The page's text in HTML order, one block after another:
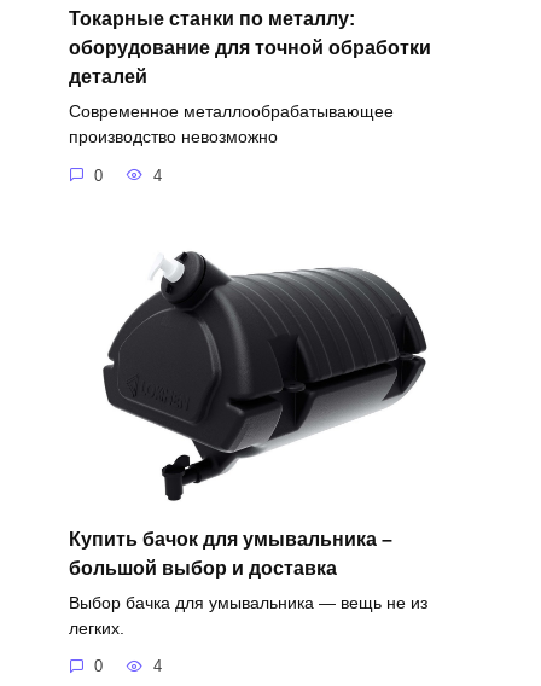
Токарные станки по металлу:
оборудование для точной обработки
деталей
Современное металлообрабатывающее
производство невозможно
0 4
Купить бачок для умывальника –
большой выбор и доставка
Выбор бачка для умывальника — вещь не из
легких.
0 4